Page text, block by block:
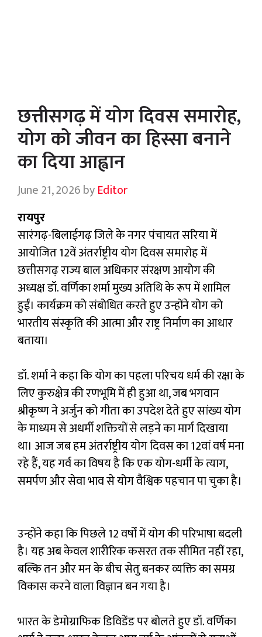
छत्तीसगढ़ में योग दिवस समारोह,
योग को जीवन का हिस्सा बनाने
का दिया आह्वान
June 21, 2026byEditor
रायपुर
सारंगढ़-बिलाईगढ़ जिले के नगर पंचायत सरिया में
आयोजित 12वें अंतर्राष्ट्रीय योग दिवस समारोह में
छत्तीसगढ़ राज्य बाल अधिकार संरक्षण आयोग की
अध्यक्ष डॉ. वर्णिका शर्मा मुख्य अतिथि के रूप में शामिल
हुईं। कार्यक्रम को संबोधित करते हुए उन्होंने योग को
भारतीय संस्कृति की आत्मा और राष्ट्र निर्माण का आधार
बताया।
डॉ. शर्मा ने कहा कि योग का पहला परिचय धर्म की रक्षा के
लिए कुरुक्षेत्र की रणभूमि में ही हुआ था, जब भगवान
श्रीकृष्ण ने अर्जुन को गीता का उपदेश देते हुए सांख्य योग
के माध्यम से अधर्मी शक्तियों से लड़ने का मार्ग दिखाया
था। आज जब हम अंतर्राष्ट्रीय योग दिवस का 12वां वर्ष मना
रहे हैं, यह गर्व का विषय है कि एक योग-धर्मी के त्याग,
समर्पण और सेवा भाव से योग वैश्विक पहचान पा चुका है।
उन्होंने कहा कि पिछले 12 वर्षों में योग की परिभाषा बदली
है। यह अब केवल शारीरिक कसरत तक सीमित नहीं रहा,
बल्कि तन और मन के बीच सेतु बनकर व्यक्ति का समग्र
विकास करने वाला विज्ञान बन गया है।
भारत के डेमोग्राफिक डिविडेंड पर बोलते हुए डॉ. वर्णिका